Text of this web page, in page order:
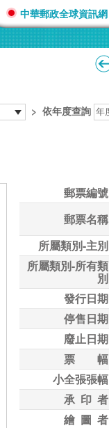
中華郵政全球資訊網
> 依年度查詢
郵票編號
郵票名稱
所屬類別-主別
所屬類別-所有類
別
發行日期
停售日期
廢止日期
票 幅
小全張張幅
承 印 者
繪 圖 者